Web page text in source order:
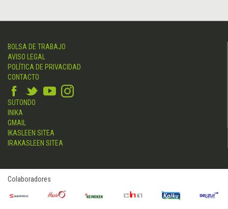
BOLSA DE TRABAJO
AVISO LEGAL
POLÍTICA DE PRIVACIDAD
CONTACTO
SUTONDO
INIKA
GMAIL
IKASLEEN SITEA
IRAKASLEEN SITEA
Colaboradores